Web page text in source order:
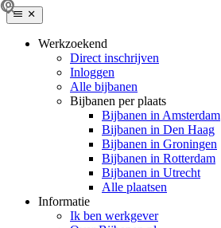
Werkzoekend
Direct inschrijven
Inloggen
Alle bijbanen
Bijbanen per plaats
Bijbanen in Amsterdam
Bijbanen in Den Haag
Bijbanen in Groningen
Bijbanen in Rotterdam
Bijbanen in Utrecht
Alle plaatsen
Informatie
Ik ben werkgever